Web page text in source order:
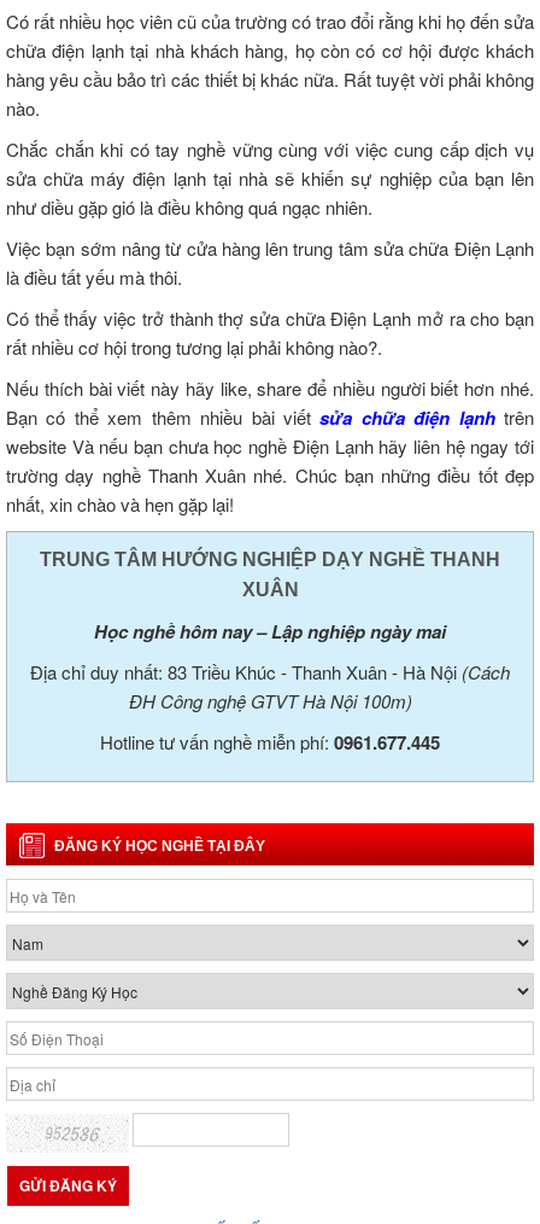
Có rất nhiều học viên cũ của trường có trao đổi rằng khi họ đến sửa
chữa điện lạnh tại nhà khách hàng, họ còn có cơ hội được khách
hàng yêu cầu bảo trì các thiết bị khác nữa. Rất tuyệt vời phải không
nào.
Chắc chắn khi có tay nghề vững cùng với việc cung cấp dịch vụ
sửa chữa máy điện lạnh tại nhà sẽ khiến sự nghiệp của bạn lên
như diều gặp gió là điều không quá ngạc nhiên.
Việc bạn sớm nâng từ cửa hàng lên trung tâm sửa chữa Điện Lạnh
là điều tất yếu mà thôi.
Có thể thấy việc trở thành thợ sửa chữa Điện Lạnh mở ra cho bạn
rất nhiều cơ hội trong tương lại phải không nào?.
Nếu thích bài viết này hãy like, share để nhiều người biết hơn nhé.
Bạn có thể xem thêm nhiều bài viếtsửa chữa điện lạnhtrên
website Và nếu bạn chưa học nghề Điện Lạnh hãy liên hệ ngay tới
trường dạy nghề Thanh Xuân nhé. Chúc bạn những điều tốt đẹp
nhất, xin chào và hẹn gặp lại!
TRUNG TÂM HƯỚNG NGHIỆP DẠY NGHỀ THANH
XUÂN
Học nghề hôm nay – Lập nghiệp ngày mai
Địa chỉ duy nhất: 83 Triều Khúc - Thanh Xuân - Hà Nội (Cách
ĐH Công nghệ GTVT Hà Nội 100m)
Hotline tư vấn nghề miễn phí: 0961.677.445
ĐĂNG KÝ HỌC NGHỀ TẠI ĐÂY